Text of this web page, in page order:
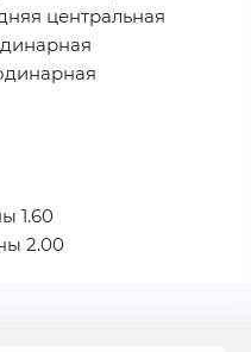
центральная
1.60
2.00